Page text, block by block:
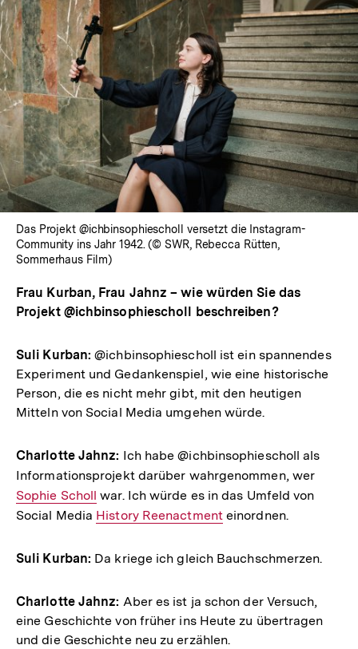
Das Projekt @ichbinsophiescholl versetzt die Instagram-
Community ins Jahr 1942. (© SWR, Rebecca Rütten,
Sommerhaus Film)
Frau Kurban, Frau Jahnz – wie würden Sie das
Projekt @ichbinsophiescholl beschreiben?
Suli Kurban: @ichbinsophiescholl ist ein spannendes
Experiment und Gedankenspiel, wie eine historische
Person, die es nicht mehr gibt, mit den heutigen
Mitteln von Social Media umgehen würde.
Charlotte Jahnz: Ich habe @ichbinsophiescholl als
Informationsprojekt darüber wahrgenommen, wer
Sophie Scholl war. Ich würde es in das Umfeld von
Social Media Interner
History Reenactmenteinordnen.
Suli Kurban: Da kriege ich gleich Bauchschmerzen.
Charlotte Jahnz: Aber es ist ja schon der Versuch,
eine Geschichte von früher ins Heute zu übertragen
und die Geschichte neu zu erzählen.